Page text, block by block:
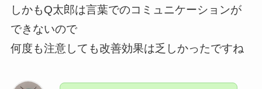
しかもQ太郎は言葉でのコミュニケーションが
できないので
何度も注意しても改善効果は乏しかったですね